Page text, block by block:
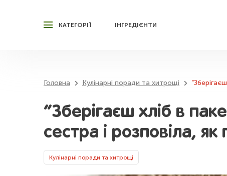
КАТЕГОРІЇ ІНГРЕДІЄНТИ
Головна Кулінарні поради та хитрощі
“Зберігаєш хліб в
сестра і розповіла,
Кулінарні поради та хитрощі